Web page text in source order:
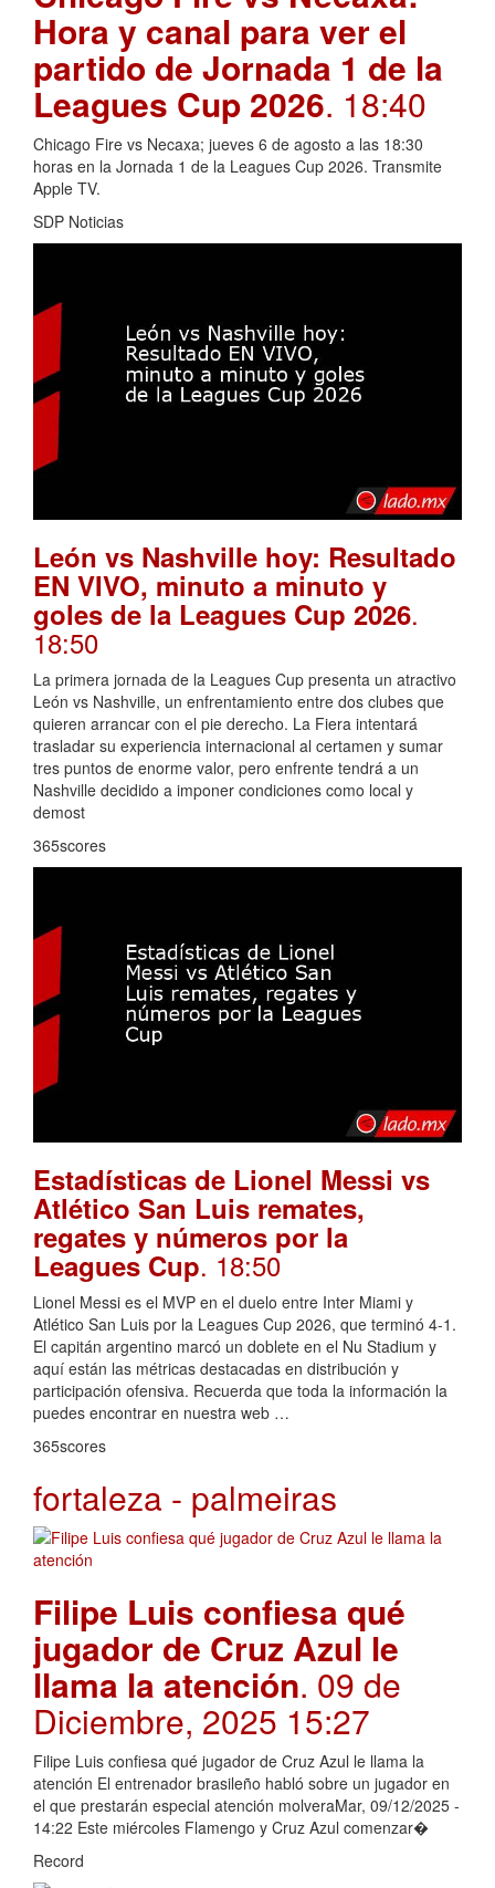
Hora y canal para ver el
partido de Jornada 1 de la
Leagues Cup 2026. 18:40
Chicago Fire vs Necaxa; jueves 6 de agosto a las 18:30
horas en la Jornada 1 de la Leagues Cup 2026. Transmite
Apple TV.
SDP Noticias
León vs Nashville hoy: Resultado
EN VIVO, minuto a minuto y
goles de la Leagues Cup 2026.
18:50
La primera jornada de la Leagues Cup presenta un atractivo
León vs Nashville, un enfrentamiento entre dos clubes que
quieren arrancar con el pie derecho. La Fiera intentará
trasladar su experiencia internacional al certamen y sumar
tres puntos de enorme valor, pero enfrente tendrá a un
Nashville decidido a imponer condiciones como local y
demost
365scores
Estadísticas de Lionel Messi vs
Atlético San Luis remates,
regates y números por la
Leagues Cup. 18:50
Lionel Messi es el MVP en el duelo entre Inter Miami y
Atlético San Luis por la Leagues Cup 2026, que terminó 4-1.
El capitán argentino marcó un doblete en el Nu Stadium y
aquí están las métricas destacadas en distribución y
participación ofensiva. Recuerda que toda la información la
puedes encontrar en nuestra web …
365scores
fortaleza - palmeiras
Filipe Luis confiesa qué
jugador de Cruz Azul le
llama la atención. 09 de
Diciembre, 2025 15:27
Filipe Luis confiesa qué jugador de Cruz Azul le llama la
atención El entrenador brasileño habló sobre un jugador en
el que prestarán especial atención molveraMar, 09/12/2025 -
14:22 Este miércoles Flamengo y Cruz Azul comenzar�
Record